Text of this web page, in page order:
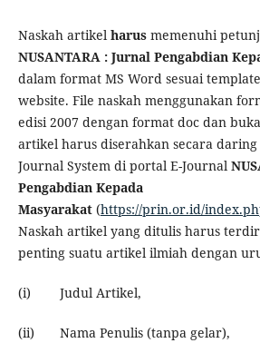
Naskah artikel harusmemenuhi
NUSANTARA : Jurnal Pengabdian
dalam format MS Word sesuai
website. File naskah menggunakan
edisi 2007 dengan format doc dan
artikel harus diserahkan secara
Journal System di portal E-Journal
Pengabdian Kepada
Masyarakat(https://prin.or.id/
Naskah artikel yang ditulis harus
penting suatu artikel ilmiah dengan
(i) Judul Artikel,
(ii) Nama Penulis (tanpa gelar),